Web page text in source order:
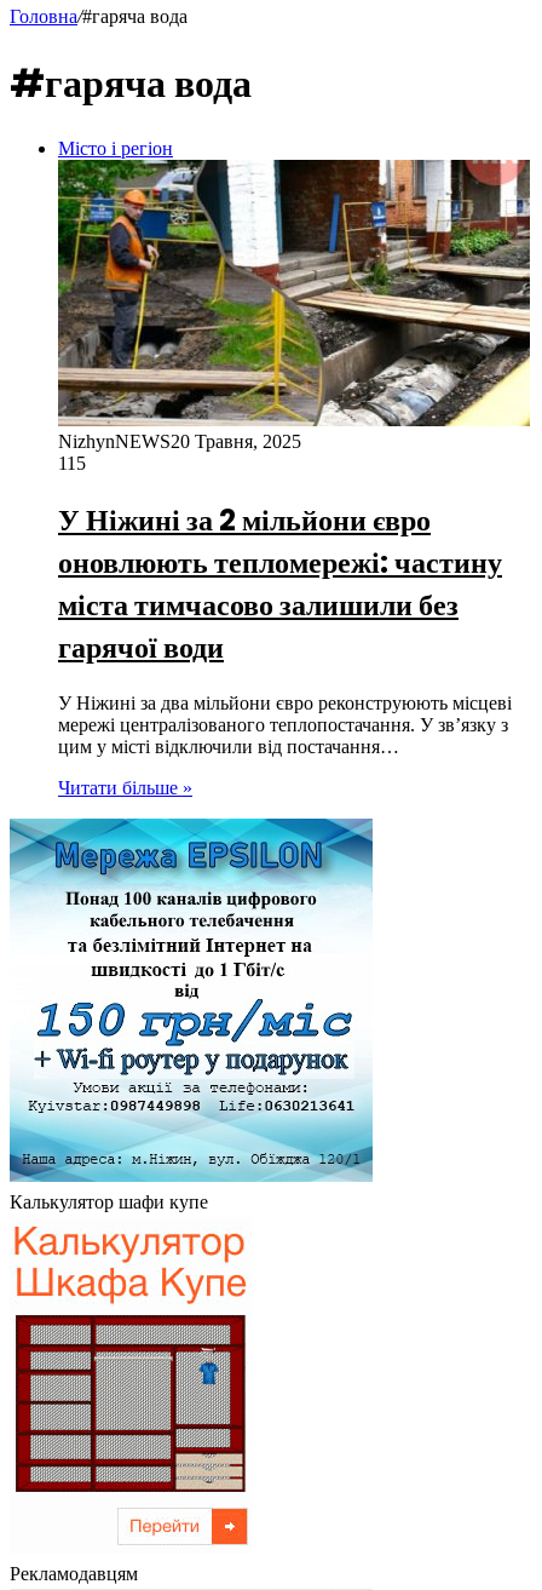
Головна/#гаряча вода
#гаряча вода
Місто і регіон
NizhynNEWS20 Травня, 2025
115
У Ніжині за 2 мільйони євро
оновлюють тепломережі: частину
міста тимчасово залишили без
гарячої води
У Ніжині за два мільйони євро реконструюють місцеві
мережі централізованого теплопостачання. У зв’язку з
цим у місті відключили від постачання…
Читати більше »
Калькулятор шафи купе
Рекламодавцям